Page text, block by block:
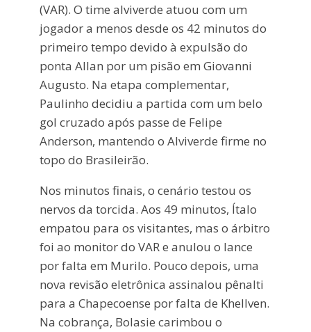
(VAR). O time alviverde atuou com um
jogador a menos desde os 42 minutos do
primeiro tempo devido à expulsão do
ponta Allan por um pisão em Giovanni
Augusto. Na etapa complementar,
Paulinho decidiu a partida com um belo
gol cruzado após passe de Felipe
Anderson, mantendo o Alviverde firme no
topo do Brasileirão.
Nos minutos finais, o cenário testou os
nervos da torcida. Aos 49 minutos, Ítalo
empatou para os visitantes, mas o árbitro
foi ao monitor do VAR e anulou o lance
por falta em Murilo. Pouco depois, uma
nova revisão eletrônica assinalou pênalti
para a Chapecoense por falta de Khellven.
Na cobrança, Bolasie carimbou o